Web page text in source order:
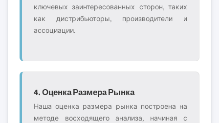
ключевых заинтересованных сторон, таких
как дистрибьюторы, производители и
ассоциации.
4. Оценка Размера Рынка
Наша оценка размера рынка построена на
методе восходящего анализа, начиная с